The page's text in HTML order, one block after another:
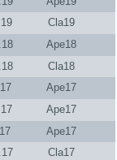
Cla19
Ape18
Cla18
Ape17
Ape17
Ape17
Cla17